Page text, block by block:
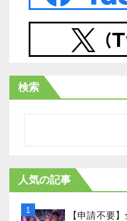
検索
人気の記事
【申請不要